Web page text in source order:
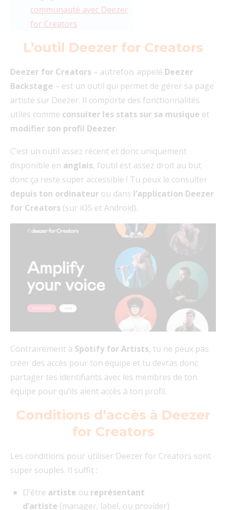
communauté avec Deezer
for Creators
L’outil Deezer for Creators
Deezer for Creators – autrefois appelé Deezer
Backstage – est un outil qui permet de gérer sa page
artiste sur Deezer. Il comporte des fonctionnalités
utiles comme consulter les stats sur sa musique et
modifier son profil Deezer.
C’est un outil assez récent et donc uniquement
disponible en anglais, l’outil est assez droit au but
donc ça reste super accessible ! Tu peux le consulter
depuis ton ordinateur ou dans l’application Deezer
for Creators (sur iOS et Android).
Contrairement à Spotify for Artists, tu ne peux pas
créer des accès pour ton équipe et tu devras donc
partager tes identifiants avec les membres de ton
équipe pour qu’ils aient accès à ton profil.
Conditions d’accès à Deezer
for Creators
Les conditions pour utiliser Deezer for Creators sont
super souples. Il suffit :
D’être artiste ou représentant
d’artiste (manager, label, ou provider)